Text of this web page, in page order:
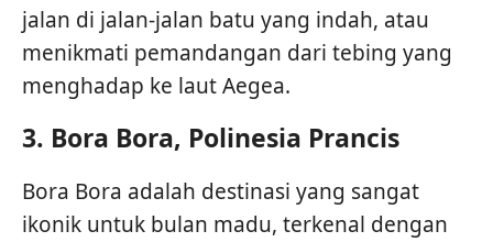
jalan di jalan-jalan batu yang indah, atau
menikmati pemandangan dari tebing yang
menghadap ke laut Aegea.
3. Bora Bora, Polinesia Prancis
Bora Bora adalah destinasi yang sangat
ikonik untuk bulan madu, terkenal dengan